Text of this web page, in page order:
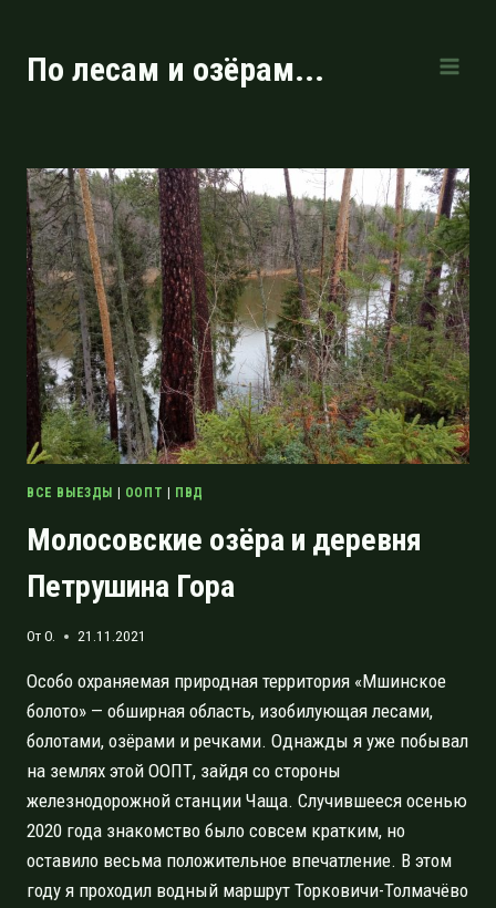
содержимому
По лесам и озёрам...
ВСЕ ВЫЕЗДЫ | ООПТ | ПВД
Молосовские озёра и деревня
Петрушина Гора
ОтO. 21.11.2021
Особо охраняемая природная территория «Мшинское
болото» — обширная область, изобилующая лесами,
болотами, озёрами и речками. Однажды я уже побывал
на землях этой ООПТ, зайдя со стороны
железнодорожной станции Чаща. Случившееся осенью
2020 года знакомство было совсем кратким, но
оставило весьма положительное впечатление. В этом
году я проходил водный маршрут Торковичи-Толмачёво